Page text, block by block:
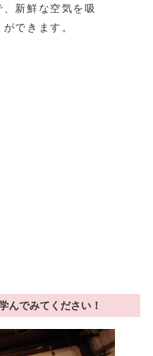
、新鮮な空気を吸
ができます。
んでみてください！